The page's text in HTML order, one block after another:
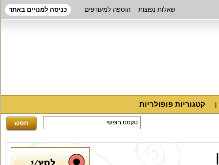
שאלות נפוצות הוספה למעודפים כניסה למנויים באתר
קטגוריות פופולריות